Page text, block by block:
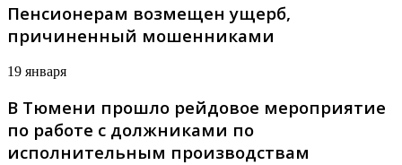
Пенсионерам возмещен ущерб,
причиненный мошенниками
19 января
В Тюмени прошло рейдовое мероприятие
по работе с должниками по
исполнительным производствам